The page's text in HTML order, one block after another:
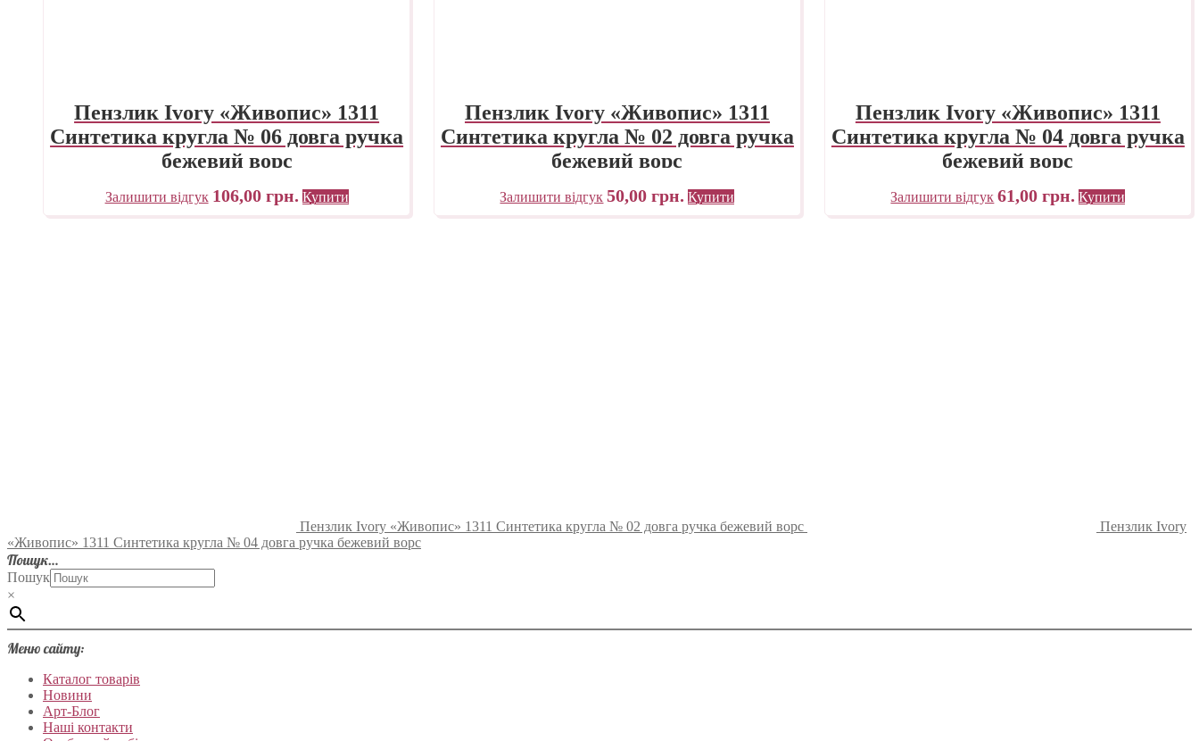
Пензлик Ivory «Живопис» 1311
Синтетика кругла № 06 довга ручка
бежевий ворс
Залишити відгук 106,00 грн. Купити
Пензлик Ivory «Живопис» 1311
Синтетика кругла № 02 довга ручка
бежевий ворс
Залишити відгук 50,00грн. Купити
Пензлик Ivory «Живопис» 1311
Синтетика кругла № 04 довга ручка
бежевий ворс
Залишити відгук 61,00грн. Купити
Пензлик Ivory «Живопис» 1311 Синтетика кругла № 02 довга ручка бежевий ворс
Пензлик Ivory
«Живопис» 1311 Синтетика кругла № 04 довга ручка бежевий ворс
Пошук…
Пошук
×
Меню сайту:
Каталог товарів
Новини
Арт-Блог
Наші контакти